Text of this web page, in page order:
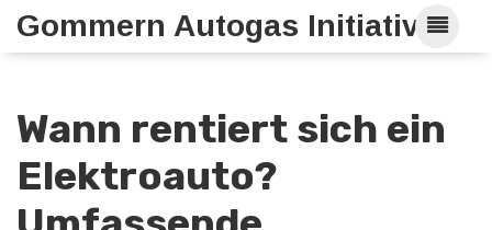
Gommern Autogas Initiative
Wann rentiert sich ein
Elektroauto?